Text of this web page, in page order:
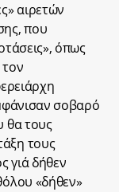
αιρετών
που
όπως
σοβαρό
θα τους
τους
γιά δήθεν
«δήθεν»